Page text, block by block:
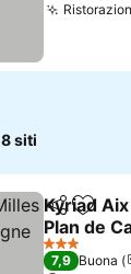
8 siti
Condividi
Kyriad
Plan de
Scopri i
3 Stelle
7,9 Buona